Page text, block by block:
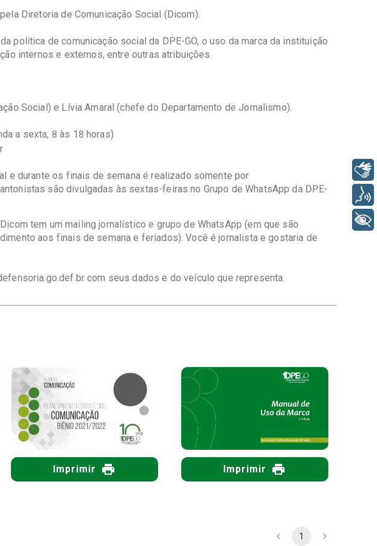
Diretoria de Comunicação Social (Dicom).
política de comunicação social da DPE-GO, o uso da marca da instituição
internos e externos, entre outras atribuições.
Social) e Lívia Amaral (chefe do Departamento de Jornalismo).
a sexta, 8 às 18 horas)
e durante os finais de semana é realizado somente por
são divulgadas às sextas-feiras no Grupo de WhatsApp da DPE-
tem um mailing jornalístico e grupo de WhatsApp (em que são
aos finais de semana e feriados). Você é jornalista e gostaria de
com seus dados e do veículo que representa.
Imprimir Imprimir
1
Voz
+ Acessibilidade